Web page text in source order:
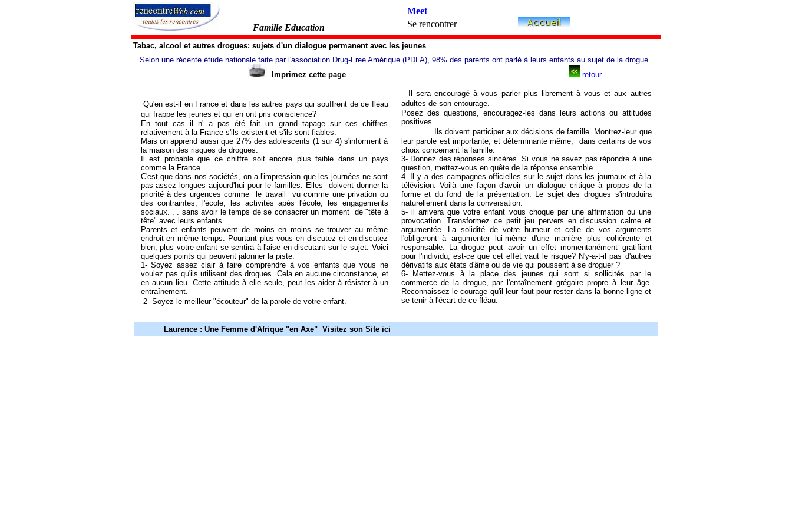
Famille Education
Meet
Se rencontrer
Tabac, alcool et autres drogues: sujets d'un dialogue permanent avec les jeunes
Selon une récente étude nationale faite par l'association Drug-Free Amérique (PDFA), 98% des parents ont parlé à leurs enfants au sujet de la drogue.
.
Imprimez cette page retour
Qu'en est-il en France et dans les autres pays qui souffrent de ce fléau
qui frappe les jeunes et qui en ont pris conscience?
En tout cas il n' a pas été fait un grand tapage sur ces chiffres
relativement à la France s'ils existent et s'ils sont fiables.
Mais on apprend aussi que 27% des adolescents (1 sur 4) s'informent à
la maison des risques de drogues.
Il est probable que ce chiffre soit encore plus faible dans un pays
comme la France.
C'est que dans nos sociétés, on a l'impression que les journées ne sont
pas assez longues aujourd'hui pour le familles. Elles doivent donner la
priorité à des urgences comme le travail vu comme une privation ou
des contraintes, l'école, les activités apès l'école, les engagements
sociaux. . . sans avoir le temps de se consacrer un moment de "tête à
tête" avec leurs enfants.
Parents et enfants peuvent de moins en moins se trouver au même
endroit en même temps. Pourtant plus vous en discutez et en discutez
bien, plus votre enfant se sentira à l'aise en discutant sur le sujet. Voici
quelques points qui peuvent jalonner la piste:
1- Soyez assez clair à faire comprendre à vos enfants que vous ne
voulez pas qu'ils utilisent des drogues. Cela en aucune circonstance, et
en aucun lieu. Cette attitude à elle seule, peut les aider à résister à un
entraînement.
2- Soyez le meilleur "écouteur" de la parole de votre enfant.
Il sera encouragé à vous parler plus librement à vous et aux autres
adultes de son entourage.
Posez des questions, encouragez-les dans leurs actions ou attitudes
positives.
Ils doivent participer aux décisions de famille. Montrez-leur que
leur parole est importante, et déterminante même, dans certains de vos
choix concernant la famille.
3- Donnez des réponses sincères. Si vous ne savez pas répondre à une
question, mettez-vous en quête de la réponse ensemble.
4- Il y a des campagnes officielles sur le sujet dans les journaux et à la
télévision. Voilà une façon d'avoir un dialogue critique à propos de la
forme et du fond de la présentation. Le sujet des drogues s'introduira
naturellement dans la conversation.
5- il arrivera que votre enfant vous choque par une affirmation ou une
provocation. Transformez ce petit jeu pervers en discussion calme et
argumentée. La solidité de votre humeur et celle de vos arguments
l'obligeront à argumenter lui-même d'une manière plus cohérente et
responsable. La drogue peut avoir un effet momentanément gratifiant
pour l'individu; est-ce que cet effet vaut le risque? N'y-a-t-il pas d'autres
dérivatifs aux états d'âme ou de vie qui poussent à se droguer ?
6- Mettez-vous à la place des jeunes qui sont si sollicités par le
commerce de la drogue, par l'entaînement grégaire propre à leur âge.
Reconnaissez le courage qu'il leur faut pour rester dans la bonne ligne et
se tenir à l'écart de ce fléau.
Laurence : Une Femme d'Afrique "en Axe" Visitez son Site ici